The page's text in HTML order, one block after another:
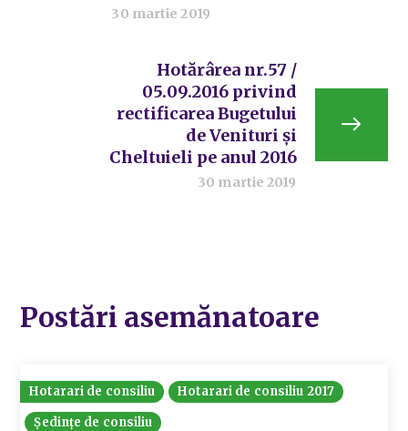
30 martie 2019
Hotărârea nr.57 /
05.09.2016 privind
rectificarea Bugetului
de Venituri și
Cheltuieli pe anul 2016
30 martie 2019
Postări asemănatoare
Hotarari de consiliu
Hotarari de consiliu 2017
Ședințe de consiliu